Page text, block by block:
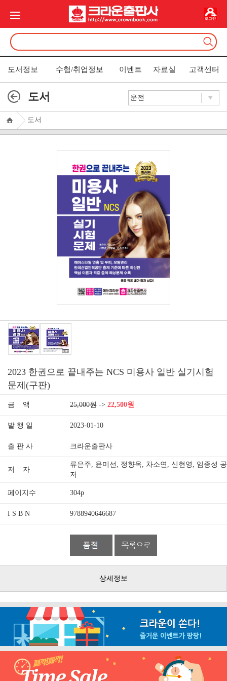
도서정보 수험/취업정보 이벤트 자료실 고객센터
도서
도서
2023 한권으로 끝내주는 NCS 미용사 일반 실기시험
문제(구판)
금 액 25,000원 -> 22,500원
발 행 일 2023-01-10
출 판 사 크라운출판사
저 자
류은주, 윤미선, 정향옥, 차소연, 신현영, 임종성 공
저
페이지수 304p
I S B N 9788940646687
상세정보